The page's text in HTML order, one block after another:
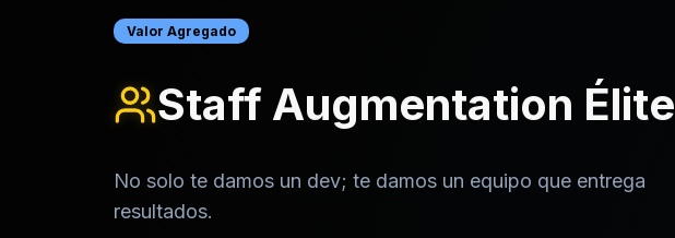
Valor Agregado
Staff Augmentation Élite
No solo te damos un dev; te damos un equipo que entrega
resultados.